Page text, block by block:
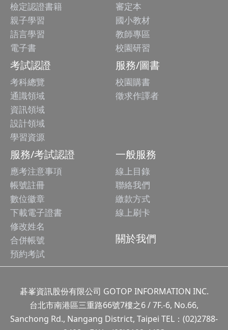
檢定認證書籍
親子學習
語言學習
電子書
審定本
國小教材
教師專區
校園研習
考試認證
考科總覽
通識領域
資訊領域
設計領域
學習資源
服務/圖書
校園購書
徵求作譯者
服務/考試認證
應考注意事項
帳號註冊
數位徽章
下載電子證書
修改姓名
合併帳號
預約考試
一般服務
線上目錄
聯絡我們
繳款方式
線上刷卡
關於我們
碁峯資訊股份有限公司 GOTOP INFORMATION INC.
台北市南港區三重路66號7樓之6 / 7F.-6, No.66,
Sanchong Rd., Nangang District, Taipei TEL：(02)2788-